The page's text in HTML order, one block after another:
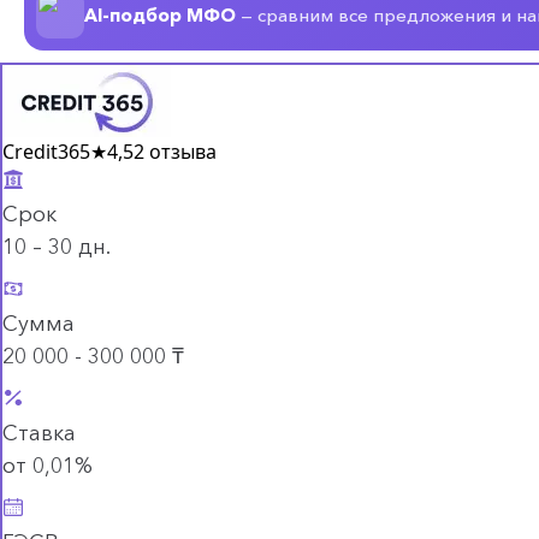
AI-подбор МФО — сравним все предложения и
Credit365★4,52 отзыва
Срок
10 – 30 дн.
Сумма
20 000 - 300 000 ₸
Ставка
от 0,01%